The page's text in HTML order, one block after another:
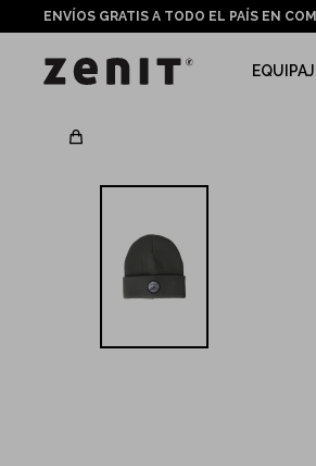
ENVÍOS GRATIS A TODO EL PAÍS EN